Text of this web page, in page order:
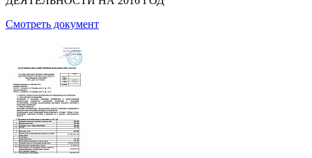
Смотреть документ